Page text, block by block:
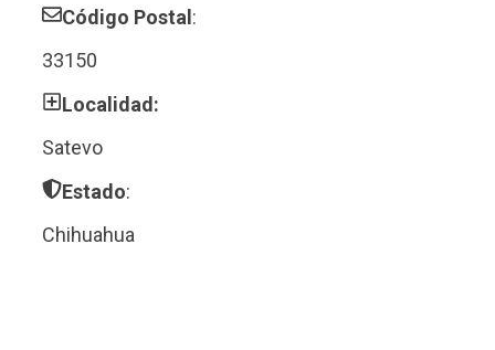
Código Postal :
33150
Localidad:
Satevo
Estado:
Chihuahua